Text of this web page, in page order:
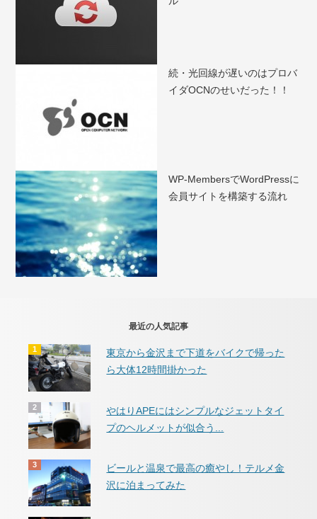
続・光回線が遅いのはプロバ
イダOCNのせいだった！！
WP-MembersでWordPressに
会員サイトを構築する流れ
最近の人気記事
東京から金沢まで下道をバイクで帰った
ら大体12時間掛かった
やはりAPEにはシンプルなジェットタイ
プのヘルメットが似合う...
ビールと温泉で最高の癒やし！テルメ金
沢に泊まってみた